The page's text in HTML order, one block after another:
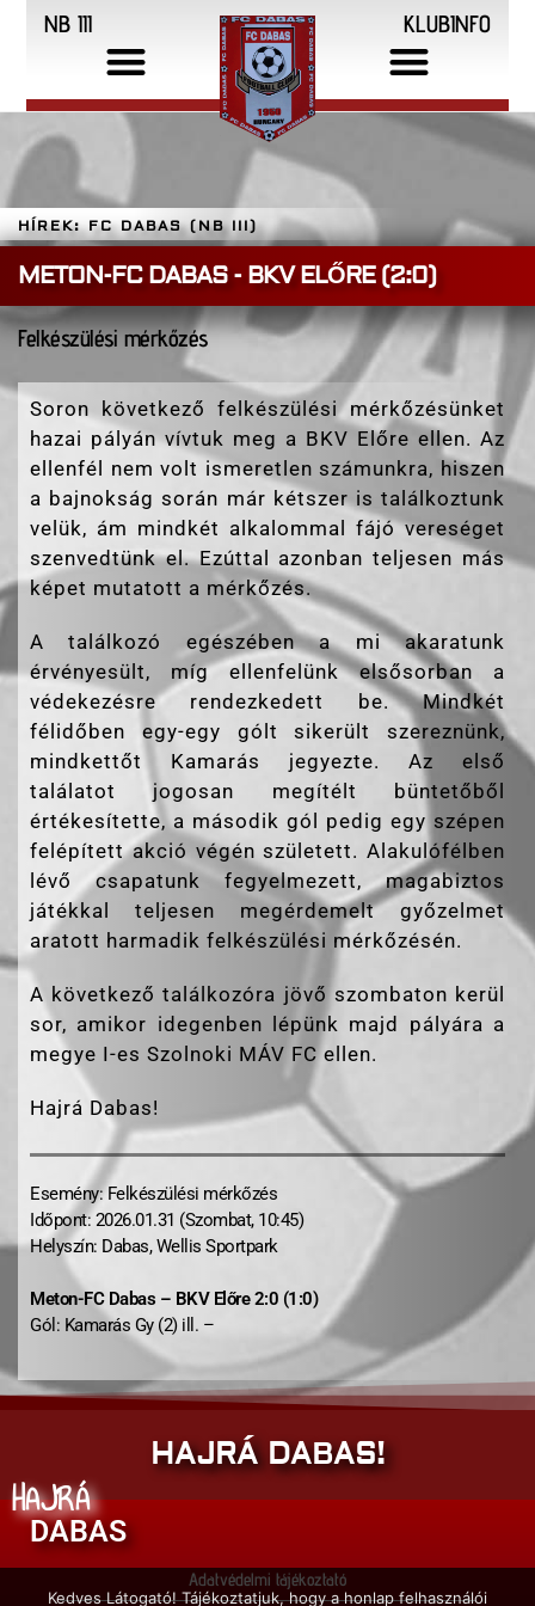
NB III KLUBINFO
HÍREK: FC DABAS (NB III)
METON-FC DABAS - BKV ELŐRE (2:0)
Felkészülési mérkőzés
Soron következő felkészülési mérkőzésünket
hazai pályán vívtuk meg a BKV Előre ellen. Az
ellenfél nem volt ismeretlen számunkra, hiszen
a bajnokság során már kétszer is találkoztunk
velük, ám mindkét alkalommal fájó vereséget
szenvedtünk el. Ezúttal azonban teljesen más
képet mutatott a mérkőzés.
A találkozó egészében a mi akaratunk
érvényesült, míg ellenfelünk elsősorban a
védekezésre rendezkedett be. Mindkét
félidőben egy-egy gólt sikerült szereznünk,
mindkettőt Kamarás jegyezte. Az első
találatot jogosan megítélt büntetőből
értékesítette, a második gól pedig egy szépen
felépített akció végén született. Alakulófélben
lévő csapatunk fegyelmezett, magabiztos
játékkal teljesen megérdemelt győzelmet
aratott harmadik felkészülési mérkőzésén.
A következő találkozóra jövő szombaton kerül
sor, amikor idegenben lépünk majd pályára a
megye I-es Szolnoki MÁV FC ellen.
Hajrá Dabas!
Esemény: Felkészülési mérkőzés
Időpont: 2026.01.31 (Szombat, 10:45)
Helyszín: Dabas, Wellis Sportpark
Meton-FC Dabas – BKV Előre 2:0 (1:0)
Gól: Kamarás Gy (2) ill. –
HAJRÁ DABAS!
HAJRÁ
DABAS
Adatvédelmi tájékoztató
Kedves Látogató! Tájékoztatjuk, hogy a honlap felhasználói